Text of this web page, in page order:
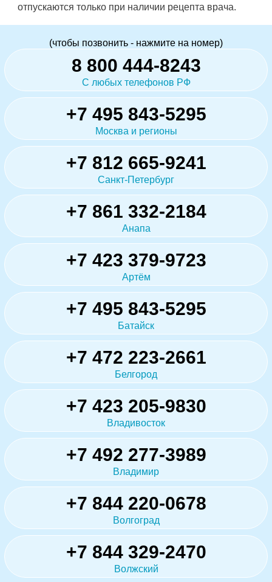
отпускаются только при наличии рецепта врача.
(чтобы позвонить - нажмите на номер)
8 800 444-8243
С любых телефонов РФ
+7 495 843-5295
Москва и регионы
+7 812 665-9241
Санкт-Петербург
+7 861 332-2184
Анапа
+7 423 379-9723
Артём
+7 495 843-5295
Батайск
+7 472 223-2661
Белгород
+7 423 205-9830
Владивосток
+7 492 277-3989
Владимир
+7 844 220-0678
Волгоград
+7 844 329-2470
Волжский